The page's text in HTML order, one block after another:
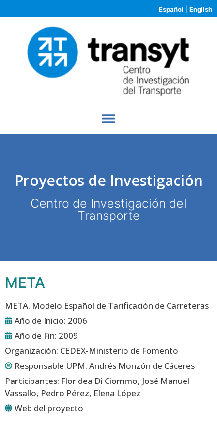
Español English
Proyectos de Investigación
Centro de Investigación del
Transporte
META
META. Modelo Español de Tarificación de Carreteras
Año de Inicio: 2006
Año de Fin: 2009
Organización: CEDEX-Ministerio de Fomento
Responsable UPM: Andrés Monzón de Cáceres
Participantes: Floridea Di Ciommo, José Manuel
Vassallo, Pedro Pérez, Elena López
Web del proyecto